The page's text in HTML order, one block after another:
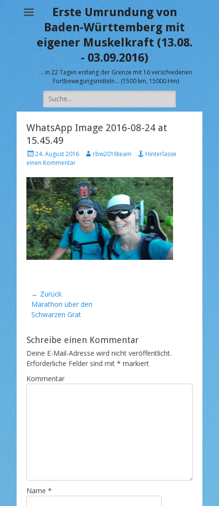
Erste Umrundung von
Baden-Württemberg mit
eigener Muskelkraft (13.08.
- 03.09.2016)
… in 22 Tagen entlang der Grenze mit 16 verschiedenen
Fortbewegungsmitteln… (1500 km, 15000 Hm)
Suche
nach:
WhatsApp Image 2016-08-24 at
15.45.49
V
e
ö
f
f
e
n
t
l
i
c
h
24. August 2016
A
o
r
rbw2016team
Hinterlasse
einen Kommentar
Beitragsnavigation
← Zurück
Vorheriger
Beitrag:
Marathon über den
Schwarzen Grat
Schreibe einen Kommentar
Deine E-Mail-Adresse wird nicht veröffentlicht.
Erforderliche Felder sind mit * markiert
Kommentar
Name *